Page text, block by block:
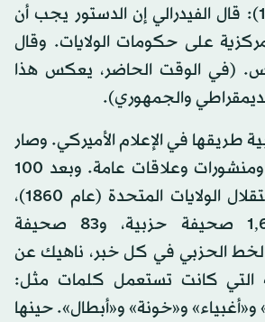
الدستور (عام 1789): قال الفيدرالي إن الدستور يجب أن
على حكومات الولايات. وقال
(في الوقت الحاضر، يعكس هذا
والجمهوري).
طريقها في الإعلام الأميركي. وصار
لكل حزب صحف ومنشورات وعلاقات عامة. وبعد 100
عام تقريبا من استقلال الولايات المتحدة (عام 1860)،
كانت هناك 1,630 صحيفة حزبية، و83 صحيفة
الحزبي في كل خبر، ناهيك عن
التي كانت تستعمل كلمات مثل:
و«أغبياء» و«خونة» و«أبطال». حينها